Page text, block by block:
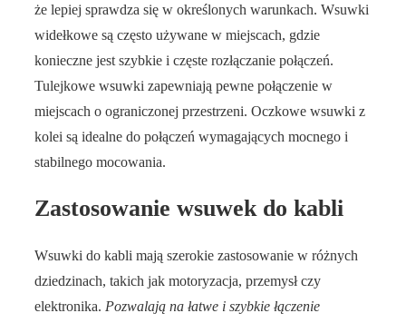
że lepiej sprawdza się w określonych warunkach. Wsuwki
widełkowe są często używane w miejscach, gdzie
konieczne jest szybkie i częste rozłączanie połączeń.
Tulejkowe wsuwki zapewniają pewne połączenie w
miejscach o ograniczonej przestrzeni. Oczkowe wsuwki z
kolei są idealne do połączeń wymagających mocnego i
stabilnego mocowania.
Zastosowanie wsuwek do kabli
Wsuwki do kabli mają szerokie zastosowanie w różnych
dziedzinach, takich jak motoryzacja, przemysł czy
elektronika. Pozwalają na łatwe i szybkie łączenie